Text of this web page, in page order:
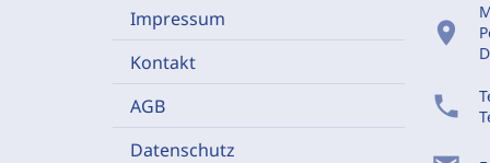
Impressum
Kontakt
AGB
Datenschutz
location_on
phone